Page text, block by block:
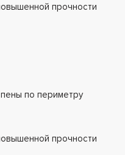
прочности
по периметру
прочности